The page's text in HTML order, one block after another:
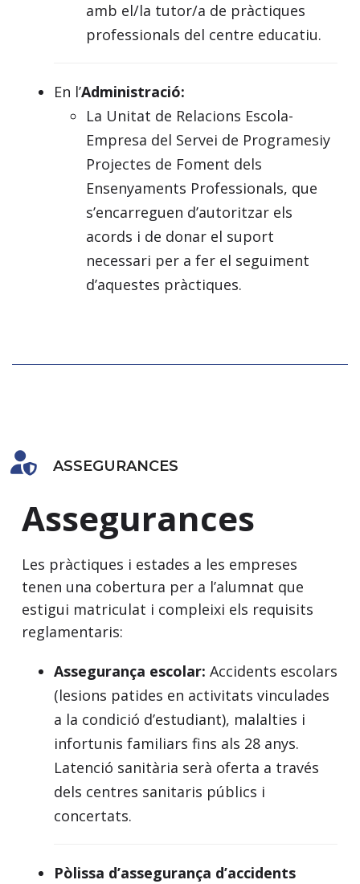
amb el/la tutor/a de pràctiques
professionals del centre educatiu.
En l’Administració:
La Unitat de Relacions Escola-
Empresa del Servei de Programesiy
Projectes de Foment dels
Ensenyaments Professionals, que
s’encarreguen d’autoritzar els
acords i de donar el suport
necessari per a fer el seguiment
d’aquestes pràctiques.
ASSEGURANCES
Assegurances
Les pràctiques i estades a les empreses
tenen una cobertura per a l’alumnat que
estigui matriculat i compleixi els requisits
reglamentaris:
Assegurança escolar: Accidents escolars
(lesions patides en activitats vinculades
a la condició d’estudiant), malalties i
infortunis familiars fins als 28 anys.
Latenció sanitària serà oferta a través
dels centres sanitaris públics i
concertats.
Pòlissa d’assegurança d’accidents